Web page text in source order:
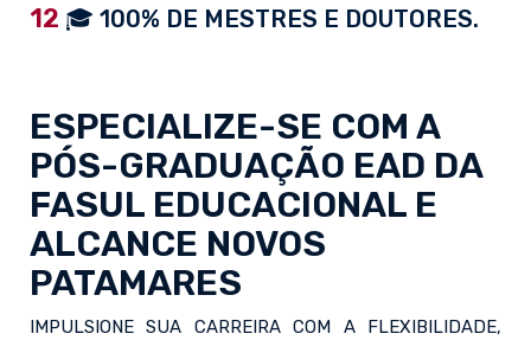
12 🎓 100% DE MESTRES E DOUTORES.
ESPECIALIZE-SE COM A
PÓS-GRADUAÇÃO EAD DA
FASUL EDUCACIONAL E
ALCANCE NOVOS
PATAMARES
IMPULSIONE SUA CARREIRA COM A FLEXIBILIDADE,